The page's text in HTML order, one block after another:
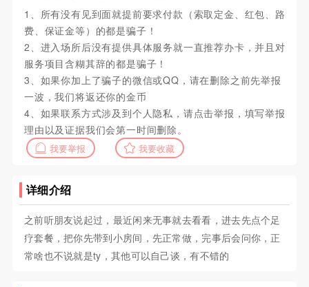
1、所有没有见到面就提前要求付款（索取定金、红包、路
费、保证金等）的都是骗子！
2、进入场所后没有提供具体服务就一直推荐办卡，并且对
服务项目含糊其辞的都是骗子！
3、如果你加上了骗子的微信或QQ，请在删除之前先举报
一波，我们将返还你的金币
4、如果联系方式涉及到个人隐私，请点击举报，填写举报
理由以及证据我们会第一时间删除。
我要举报 我要收藏
详细介绍
之前听朋友说起过，最近闲来无事就去看看，进去先点个足
疗套餐，把你先带到小房间，先正常做，完事后会问你，正
常啥也不说就是ty，其他可以自己谈，有不错的